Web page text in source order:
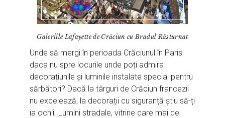
Galeriile Lafayette de Crăciun cu Bradul Răsturnat
Unde să mergi în perioada Crăciunul în Paris
daca nu spre locurile unde poți admira
decorațiunile și luminile instalate special pentru
sărbători? Dacă la târguri de Crăciun francezii
nu excelează, la decorații cu siguranță știu să-ți
ia ochii. Lumini stradale, vitrine care mai de